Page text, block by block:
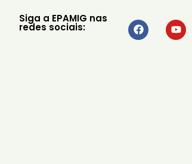
Siga a EPAMIG nas
redes sociais: